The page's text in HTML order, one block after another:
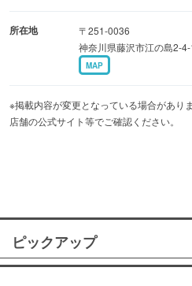
所在地
〒251-0036
神奈川県藤沢市江の島2-4-
MAP
※掲載内容が変更となっている場合があり
店舗の公式サイト等でご確認ください。
ピックアップ